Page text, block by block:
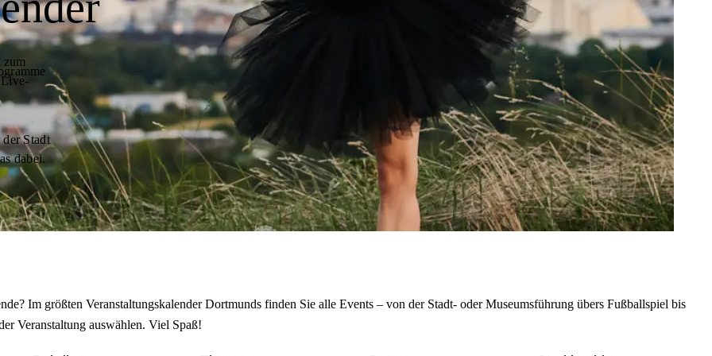
Live-
Stadt
dabei.
Im größten Veranstaltungskalender Dortmunds finden Sie alle Events – von der Stadt- oder Museumsführung übers Fußballspiel bis
Veranstaltung auswählen. Viel Spaß!